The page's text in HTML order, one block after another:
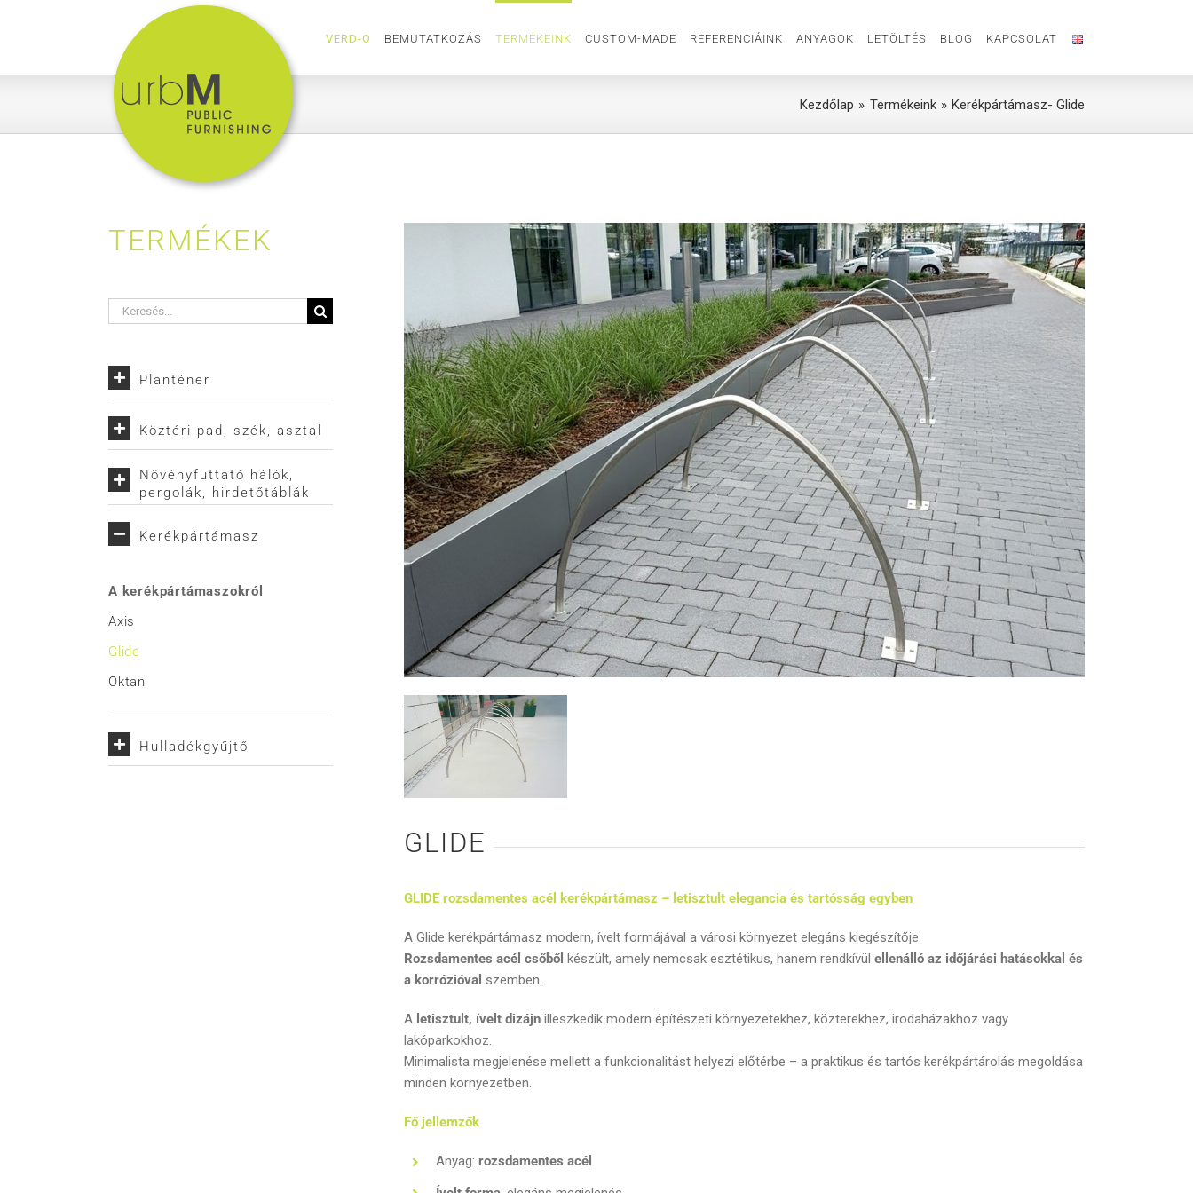
VERD-O BEMUTATKOZÁS TERMÉKEINK CUSTOM-MADE REFERENCIÁINK ANYAGOK LETÖLTÉS BLOG KAPCSOLAT
Kezdőlap Termékeink Kerékpártámasz- Glide
GLIDE
GLIDE rozsdamentes acél kerékpártámasz – letisztult elegancia és tartósság egyben
A Glide kerékpártámasz modern, ívelt formájával a városi környezet elegáns kiegészítője.
Rozsdamentes acél csőből készült, amely nemcsak esztétikus, hanem rendkívül ellenálló az időjárási hatásokkal és
a korrózióval szemben.
A letisztult, ívelt dizájn illeszkedik modern építészeti környezetekhez, közterekhez, irodaházakhoz vagy
lakóparkokhoz.
Minimalista megjelenése mellett a funkcionalitást helyezi előtérbe – a praktikus és tartós kerékpártárolás megoldása
minden környezetben.
Fő jellemzők
Anyag: rozsdamentes acél
TERMÉKEK
Keresés...
Planténer
Köztéri pad, szék, asztal
Növényfuttató hálók,
pergolák, hirdetőtáblák
Kerékpártámasz
A kerékpártámaszokról
Axis
Glide
Oktan
Hulladékgyűjtő